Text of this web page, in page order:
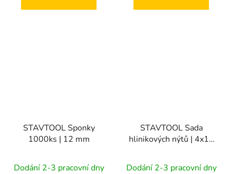
STAVTOOL Sponky
1000ks | 12 mm
Dodání 2-3 pracovní dny
STAVTOOL Sada
hlinikových nýtů | 4x10
Dodání 2-3 pracovní dny